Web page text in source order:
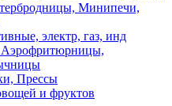
Минипечи,
электр, газ, инд
Прессы
и фруктов